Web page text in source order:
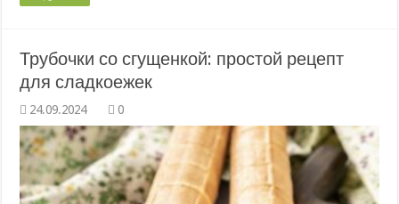
Трубочки со сгущенкой: простой рецепт
для сладкоежек
0